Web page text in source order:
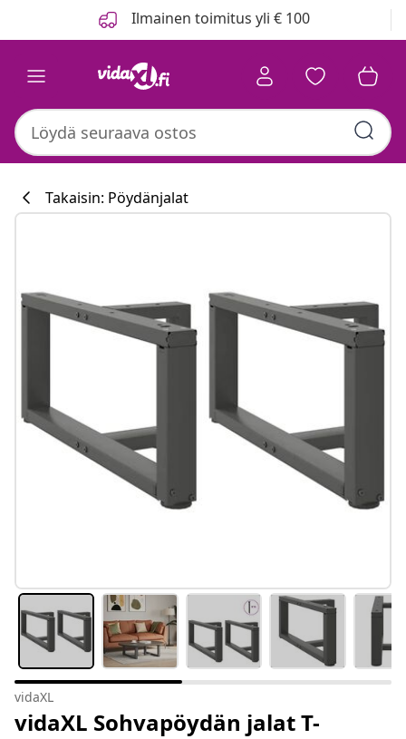
Ilmainen toimitus yli € 100
#sharemevidaxl
Takaisin: Pöydänjalat
vidaXL
vidaXL Sohvapöydän jalat T-